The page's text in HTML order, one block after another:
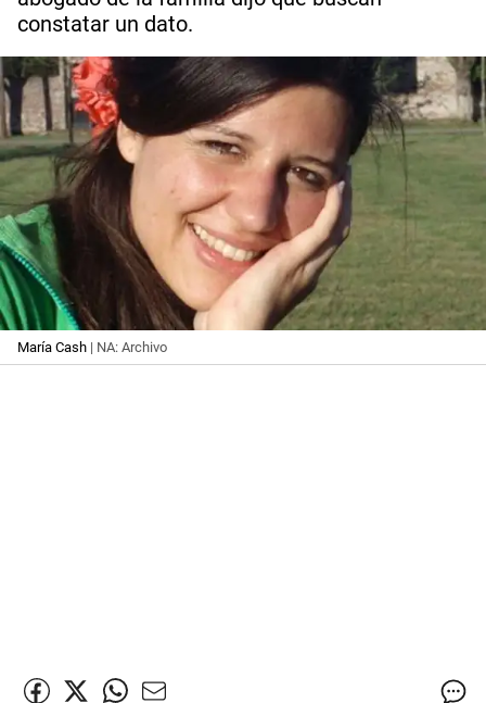
constatar un dato.
María Cash | NA: Archivo